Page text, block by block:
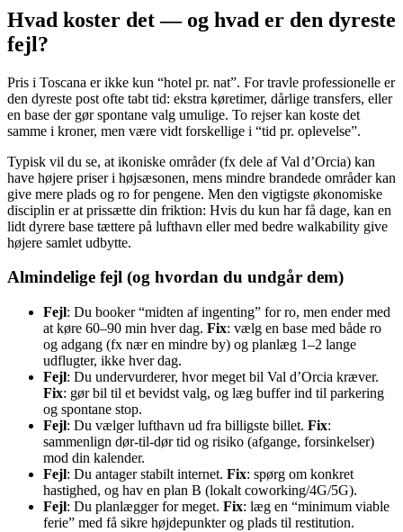
Hvad koster det — og hvad er den dyreste
fejl?
Pris i Toscana er ikke kun “hotel pr. nat”. For travle professionelle er
den dyreste post ofte tabt tid: ekstra køretimer, dårlige transfers, eller
en base der gør spontane valg umulige. To rejser kan koste det
samme i kroner, men være vidt forskellige i “tid pr. oplevelse”.
Typisk vil du se, at ikoniske områder (fx dele af Val d’Orcia) kan
have højere priser i højsæsonen, mens mindre brandede områder kan
give mere plads og ro for pengene. Men den vigtigste økonomiske
disciplin er at prissætte din friktion: Hvis du kun har få dage, kan en
lidt dyrere base tættere på lufthavn eller med bedre walkability give
højere samlet udbytte.
Almindelige fejl (og hvordan du undgår dem)
Fejl: Du booker “midten af ingenting” for ro, men ender med
at køre 60–90 min hver dag. Fix: vælg en base med både ro
og adgang (fx nær en mindre by) og planlæg 1–2 lange
udflugter, ikke hver dag.
Fejl: Du undervurderer, hvor meget bil Val d’Orcia kræver.
Fix: gør bil til et bevidst valg, og læg buffer ind til parkering
og spontane stop.
Fejl: Du vælger lufthavn ud fra billigste billet. Fix:
sammenlign dør-til-dør tid og risiko (afgange, forsinkelser)
mod din kalender.
Fejl: Du antager stabilt internet. Fix: spørg om konkret
hastighed, og hav en plan B (lokalt coworking/4G/5G).
Fejl: Du planlægger for meget. Fix: læg en “minimum viable
ferie” med få sikre højdepunkter og plads til restitution.